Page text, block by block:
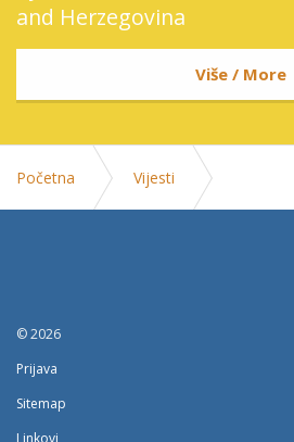
and Herzegovina
Više / More
Početna Vijesti
© 2026
Prijava
Sitemap
Linkovi